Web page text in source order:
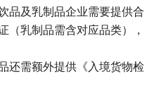
品及乳制品企业需要提供合
（乳制品需含对应品类），
还需额外提供《入境货物检